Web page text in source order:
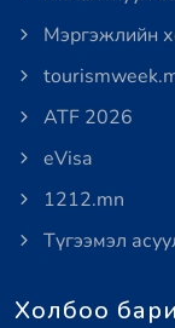
Мэргэжлийн
ATF 2026
eVisa
1212.mn
Түгээмэл
Холбоо